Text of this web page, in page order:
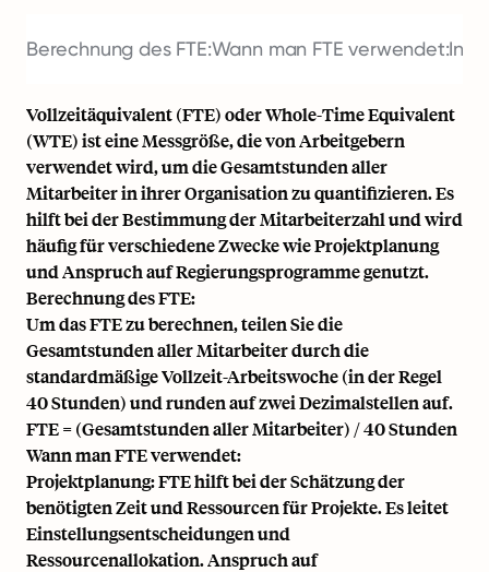
Berechnung des FTE:Wann man FTE verwendet:
Vollzeitäquivalent (FTE) oder Whole-Time Equivalent
(WTE) ist eine Messgröße, die von Arbeitgebern
verwendet wird, um die Gesamtstunden aller
Mitarbeiter in ihrer Organisation zu quantifizieren. Es
hilft bei der Bestimmung der Mitarbeiterzahl und wird
häufig für verschiedene Zwecke wie Projektplanung
und Anspruch auf Regierungsprogramme genutzt.
Berechnung des FTE:
Um das FTE zu berechnen, teilen Sie die
Gesamtstunden aller Mitarbeiter durch die
standardmäßige Vollzeit-Arbeitswoche (in der Regel
40 Stunden) und runden auf zwei Dezimalstellen auf.
FTE = (Gesamtstunden aller Mitarbeiter) / 40 Stunden
Wann man FTE verwendet:
Projektplanung: FTE hilft bei der Schätzung der
benötigten Zeit und Ressourcen für Projekte. Es leitet
Einstellungsentscheidungen und
Ressourcenallokation. Anspruch auf